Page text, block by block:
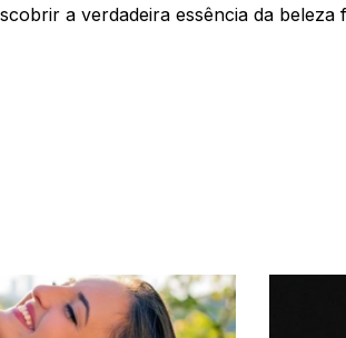
a verdadeira essência da beleza